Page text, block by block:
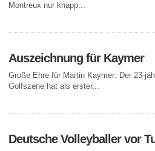
Montreux nur knapp...
Auszeichnung für Kaymer
Große Ehre für Martin Kaymer: Der 23-
Golfszene hat als erster...
Deutsche Volleyballer vor